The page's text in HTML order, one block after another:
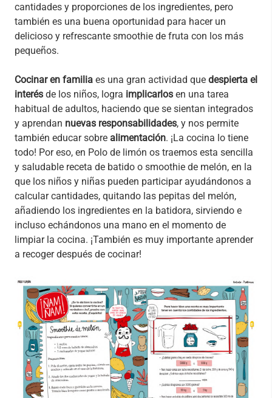
cantidades y proporciones de los ingredientes, pero
también es una buena oportunidad para hacer un
delicioso y refrescante smoothie de fruta con los más
pequeños.
Cocinar en familia es una gran actividad que despierta el
interés de los niños, logra implicarlos en una tarea
habitual de adultos, haciendo que se sientan integrados
y aprendan nuevas responsabilidades, y nos permite
también educar sobre alimentación. ¡La cocina lo tiene
todo! Por eso, en Polo de limón os traemos esta sencilla
y saludable receta de batido o smoothie de melón, en la
que los niños y niñas pueden participar ayudándonos a
calcular cantidades, quitando las pepitas del melón,
añadiendo los ingredientes en la batidora, sirviendo e
incluso echándonos una mano en el momento de
limpiar la cocina. ¡También es muy importante aprender
a recoger después de cocinar!